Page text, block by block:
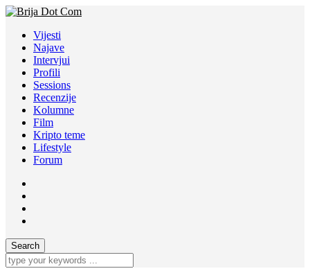
Vijesti
Najave
Intervjui
Profili
Sessions
Recenzije
Kolumne
Film
Kripto teme
Lifestyle
Forum